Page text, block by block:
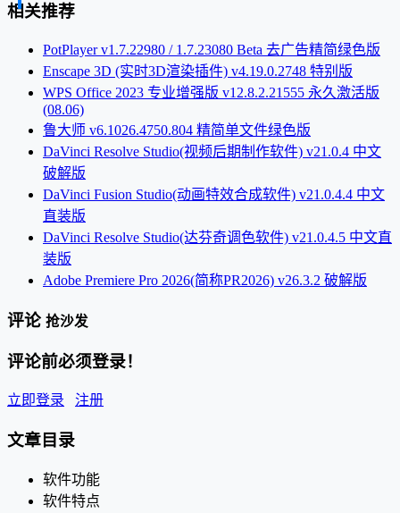
相关推荐
PotPlayer v1.7.22980 / 1.7.23080 Beta 去广告精简绿色版
Enscape 3D (实时3D渲染插件) v4.19.0.2748 特别版
WPS Office 2023 专业增强版 v12.8.2.21555 永久激活版
(08.06)
鲁大师 v6.1026.4750.804 精简单文件绿色版
DaVinci Resolve Studio(视频后期制作软件) v21.0.4 中文
破解版
DaVinci Fusion Studio(动画特效合成软件) v21.0.4.4 中文
直装版
DaVinci Resolve Studio(达芬奇调色软件) v21.0.4.5 中文直
装版
Adobe Premiere Pro 2026(简称PR2026) v26.3.2 破解版
评论 抢沙发
评论前必须登录！
立即登录 注册
文章目录
软件功能
软件特点